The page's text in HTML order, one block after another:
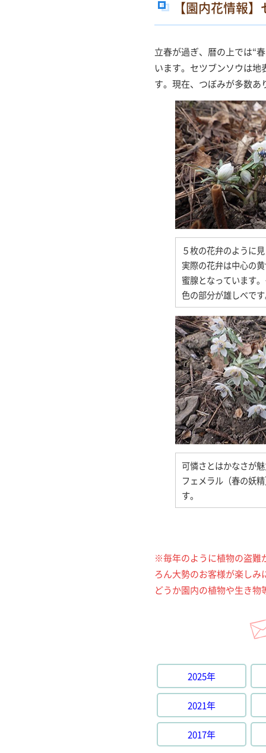
【園内花情報
立春が過ぎ、暦の上では“
います。セツブンソウは
す。現在、つぼみが多数
５枚の花弁のように
実際の花弁は中心の
蜜腺となっています
色の部分が雄しべで
可憐さとはかなさが
フェメラル（春の妖
す。
※毎年のように植物の盗難
ろん大勢のお客様が楽しみ
どうか園内の植物や生き
2025年
2021年
2017年